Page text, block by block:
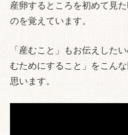
産卵するところを初めて見
のを覚えています。
「産むこと」もお伝えした
むためにすること」をこん
思います。